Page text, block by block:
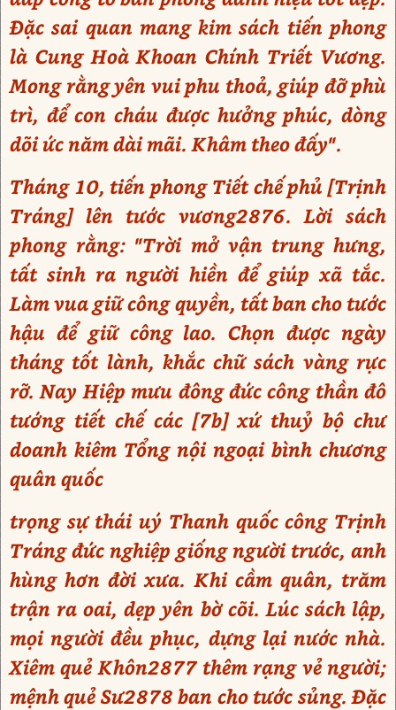
Đặc sai quan mang kim sách tiến phong
là Cung Hoà Khoan Chính Triết Vương.
Mong rằng yên vui phu thoả, giúp đỡ phù
trì, để con cháu được hưởng phúc, dòng
dõi ức năm dài mãi. Khâm theo đấy".
Tháng 10, tiến phong Tiết chế phủ [Trịnh
Tráng] lên tước vương2876. Lời sách
phong rằng: "Trời mở vận trung hưng,
tất sinh ra người hiền để giúp xã tắc.
Làm vua giữ công quyền, tất ban cho tước
hậu để giữ công lao. Chọn được ngày
tháng tốt lành, khắc chữ sách vàng rực
rỡ. Nay Hiệp mưu đông đức công thần đô
tướng tiết chế các [7b] xứ thuỷ bộ chư
doanh kiêm Tổng nội ngoại bình chương
quân quốc
trọng sự thái uý Thanh quốc công Trịnh
Tráng đức nghiệp giống người trước, anh
hùng hơn đời xưa. Khi cầm quân, trăm
trận ra oai, dẹp yên bờ cõi. Lúc sách lập,
mọi người đều phục, dựng lại nước nhà.
Xiêm quẻ Khôn2877 thêm rạng vẻ người;
mệnh quẻ Sư2878 ban cho tước sủng. Đặc